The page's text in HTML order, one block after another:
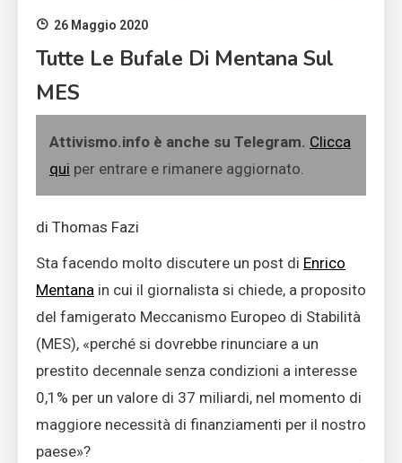
26 Maggio 2020
Tutte Le Bufale Di Mentana Sul
MES
Attivismo.info è anche su Telegram. Clicca
qui per entrare e rimanere aggiornato.
di Thomas Fazi
Sta facendo molto discutere un post di Enrico
Mentana in cui il giornalista si chiede, a proposito
del famigerato Meccanismo Europeo di Stabilità
(MES), «perché si dovrebbe rinunciare a un
prestito decennale senza condizioni a interesse
0,1% per un valore di 37 miliardi, nel momento di
maggiore necessità di finanziamenti per il nostro
paese»?